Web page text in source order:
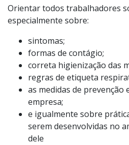
Orientar todos trabalhadores
especialmente sobre:
sintomas;
formas de contágio;
correta higienização das
regras de etiqueta
as medidas de prevenção
empresa;
e igualmente sobre
serem desenvolvidas no
dele